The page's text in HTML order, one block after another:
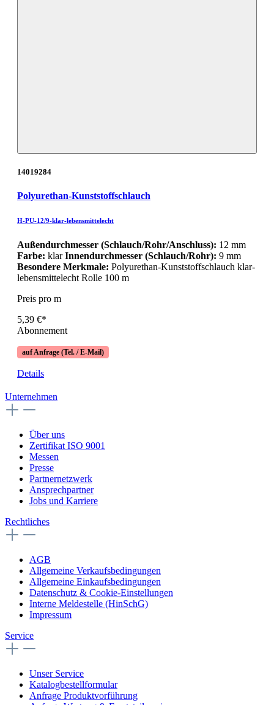
14019284
Polyurethan-Kunststoffschlauch
H-PU-12/9-klar-lebensmittelecht
Außendurchmesser (Schlauch/Rohr/Anschluss): 12 mm
Farbe: klarInnendurchmesser (Schlauch/Rohr): 9 mm
Besondere Merkmale: Polyurethan-Kunststoffschlauch klar-
lebensmittelecht Rolle 100 m
Preis pro m
5,39 €*
Abonnement
auf Anfrage (Tel. / E-Mail)
Details
Unternehmen
Über uns
Zertifikat ISO 9001
Messen
Presse
Partnernetzwerk
Ansprechpartner
Jobs und Karriere
Rechtliches
AGB
Allgemeine Verkaufsbedingungen
Allgemeine Einkaufsbedingungen
Datenschutz & Cookie-Einstellungen
Interne Meldestelle (HinSchG)
Impressum
Service
Unser Service
Katalogbestellformular
Anfrage Produktvorführung